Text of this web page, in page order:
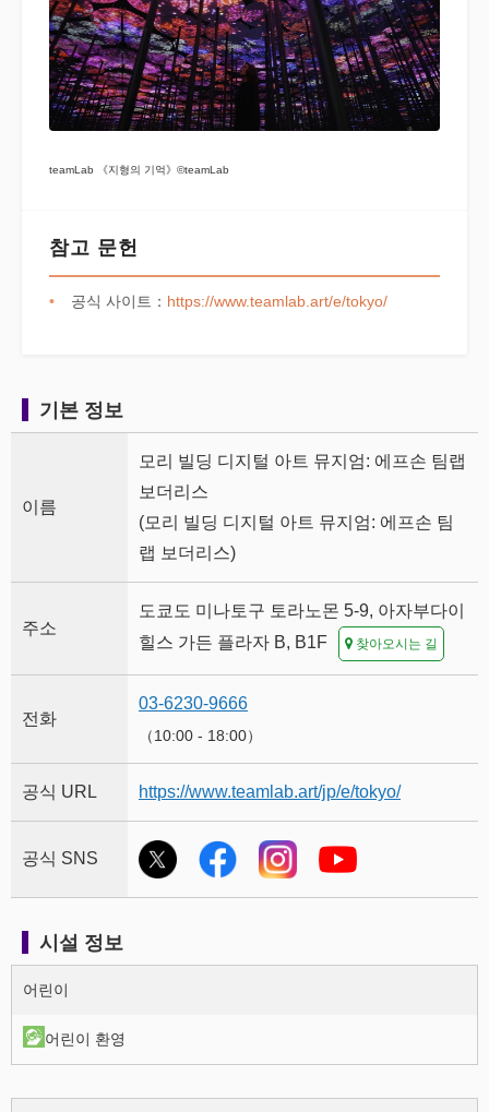
teamLab 《지형의 기억》©teamLab
참고 문헌
공식 사이트： https://www.teamlab.art/e/tokyo/
기본 정보
이름
모리 빌딩 디지털 아트 뮤지엄: 에프손 팀랩
보더리스
(모리 빌딩 디지털 아트 뮤지엄: 에프손 팀
랩 보더리스)
주소
도쿄도 미나토구 토라노몬 5-9, 아자부다이
힐스 가든 플라자 B, B1F
찾아오시는 길
전화
03-6230-9666
（10:00 - 18:00）
공식 URL https://www.teamlab.art/jp/e/tokyo/
공식 SNS
시설 정보
어린이
어린이 환영